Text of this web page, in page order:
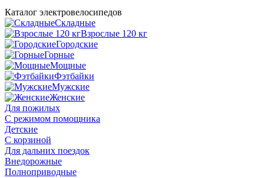
Каталог электровелосипедов
Складные
Взрослые 120 кг
Городские
Горные
Мощные
Фэтбайки
Мужские
Женские
Для пожилых
С режимом помощника
Детские
С корзиной
Для дальних поездок
Внедорожные
Полноприводные